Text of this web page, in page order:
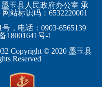
江苏省
浙江省
安徽省
福建省
策勒县
民丰县
和田市
玉县人民政府办公室 承
站标识码：6532220001
，电话：0903-6565139
18001641号-1
Copyright © 2020 墨玉县
Reserved